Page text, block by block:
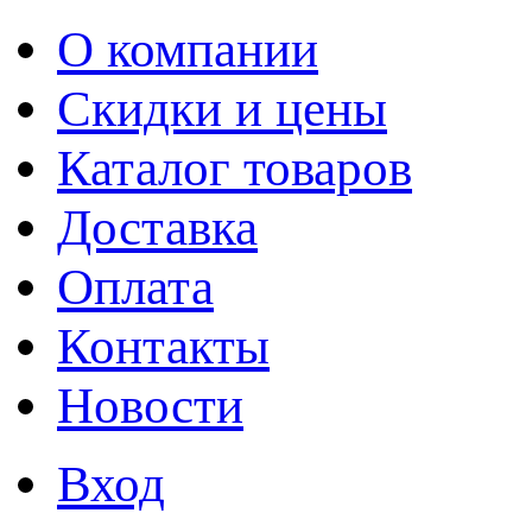
О компании
Скидки и цены
Каталог товаров
Доставка
Оплата
Контакты
Новости
Вход